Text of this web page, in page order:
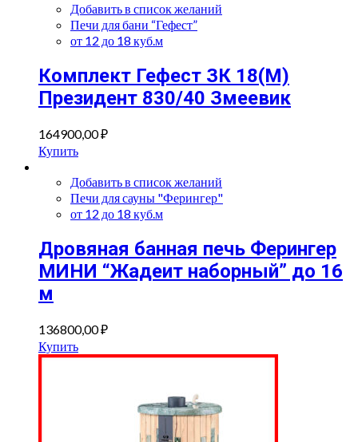
Добавить в список желаний
Печи для бани “Гефест”
от 12 до 18 куб.м
Комплект Гефест ЗК 18(М)
Президент 830/40 Змеевик
164900,00₽
Купить
Добавить в список желаний
Печи для сауны "Ферингер"
от 12 до 18 куб.м
Дровяная банная печь Ферингер
МИНИ “Жадеит наборный” до 16
м
136800,00₽
Купить